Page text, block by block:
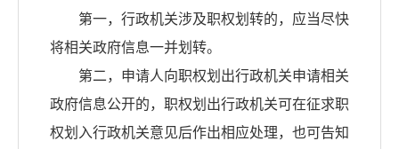
第一，行政机关涉及职权划转的，应当尽快
将相关政府信息一并划转。
第二，申请人向职权划出行政机关申请相关
政府信息公开的，职权划出行政机关可在征求职
权划入行政机关意见后作出相应处理，也可告知